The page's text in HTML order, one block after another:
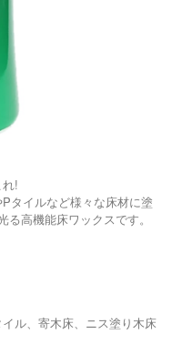
!
タイルなど様々な床材に塗
高機能床ワックスです。
ル、寄木床、ニス塗り木床